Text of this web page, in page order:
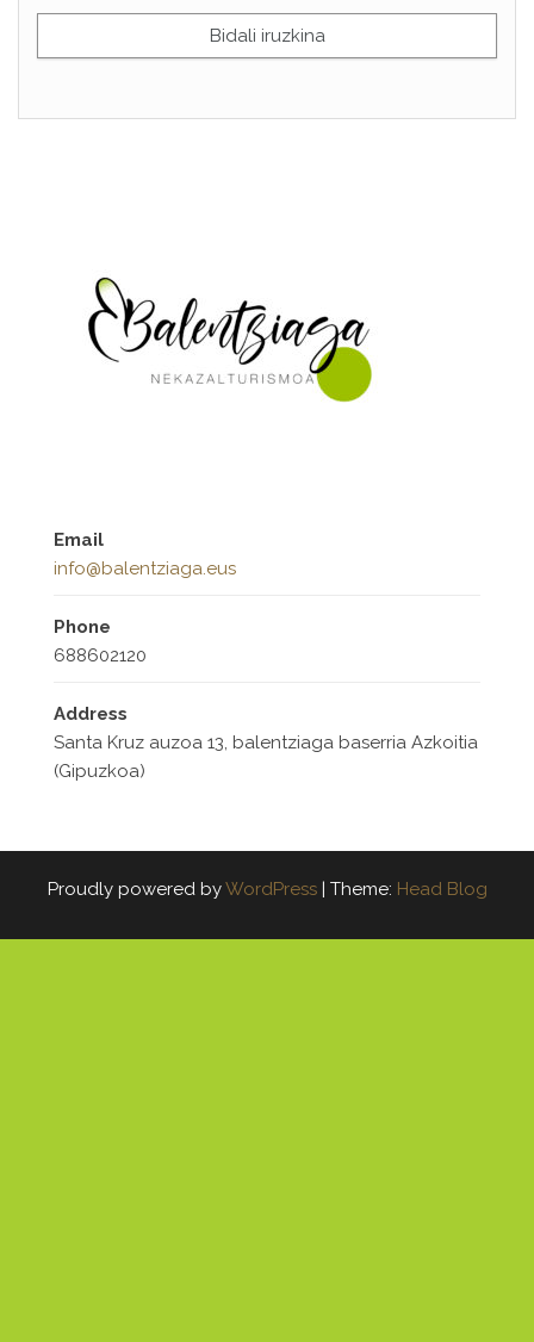
Email
info@balentziaga.eus
Phone
688602120
Address
Santa Kruz auzoa 13, balentziaga baserria Azkoitia
(Gipuzkoa)
Proudly powered byWordPress | Theme: Head Blog